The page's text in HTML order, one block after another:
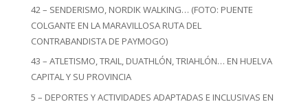
42 – SENDERISMO, NORDIK WALKING… (FOTO: PUENTE
COLGANTE EN LA MARAVILLOSA RUTA DEL
CONTRABANDISTA DE PAYMOGO)
43 – ATLETISMO, TRAIL, DUATHLÓN, TRIAHLÓN… EN HUELVA
CAPITAL Y SU PROVINCIA
5 – DEPORTES Y ACTIVIDADES ADAPTADAS E INCLUSIVAS EN